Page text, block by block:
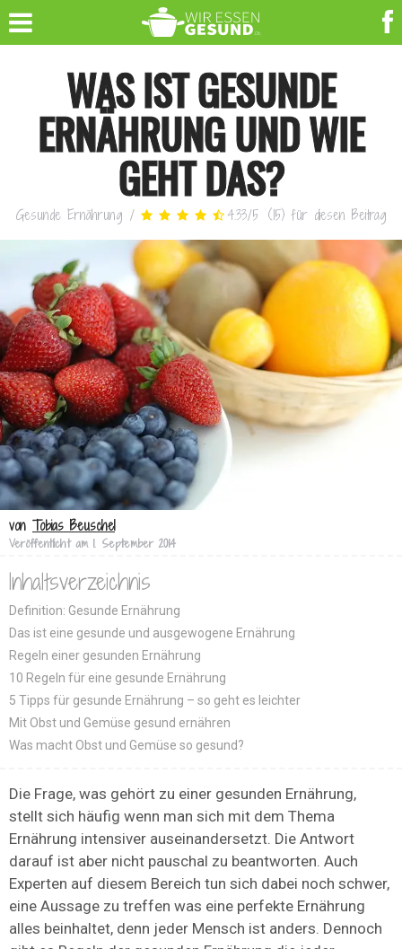
WAS IST GESUNDE
ERNÄHRUNG UND WIE
GEHT DAS?
Gesunde Ernährung / 4.33/5 (15) für diesen Beitrag
von Tobias Beuschel
Veröffentlicht am 1. September 2014
Inhaltsverzeichnis
Definition: Gesunde Ernährung
Das ist eine gesunde und ausgewogene Ernährung
Regeln einer gesunden Ernährung
10 Regeln für eine gesunde Ernährung
5 Tipps für gesunde Ernährung – so geht es leichter
Mit Obst und Gemüse gesund ernähren
Was macht Obst und Gemüse so gesund?
Die Frage, was gehört zu einer gesunden Ernährung,
stellt sich häufig wenn man sich mit dem Thema
Ernährung intensiver auseinandersetzt. Die Antwort
darauf ist aber nicht pauschal zu beantworten. Auch
Experten auf diesem Bereich tun sich dabei noch schwer,
eine Aussage zu treffen was eine perfekte Ernährung
alles beinhaltet, denn jeder Mensch ist anders. Dennoch